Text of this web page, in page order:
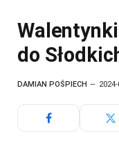
do
DAMIAN POŚPIECH 2024-